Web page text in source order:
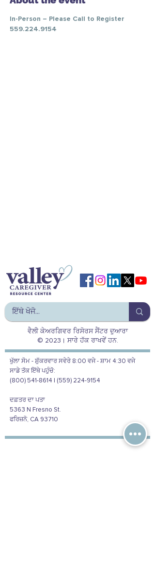
In-Person – Please Call to Register
559.224.9154
ਵੈਲੀ ਕੇਅਰਗਿਵਰ ਰਿਸੋਰਸ ਸੈਂਟਰ ਦੁਆਰਾ
© 2023। ਸਾਰੇ ਹੱਕ ਰਾਖਵੇਂ ਹਨ.
ਖੁੱਲਾ ਸੋਮ - ਸ਼ੁੱਕਰਵਾਰ ਸਵੇਰੇ 8:00 ਵਜੇ - ਸ਼ਾਮ 4:30 ਵਜੇ
ਸਾਡੇ ਤੱਕ ਇੱਥੇ ਪਹੁੰਚੋ:
(800) 541-8614 | (559) 224-9154
ਦਫ਼ਤਰ ਦਾ ਪਤਾ
5363 N Fresno St.
ਫਰਿਜ਼ਨੋ, CA 93710